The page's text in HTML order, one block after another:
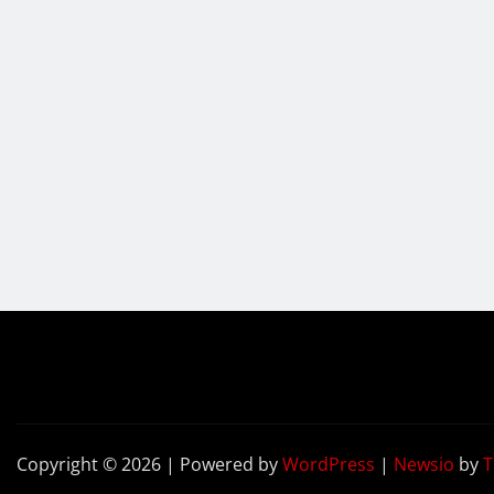
Copyright © 2026 | Powered byWordPress | Newsio by